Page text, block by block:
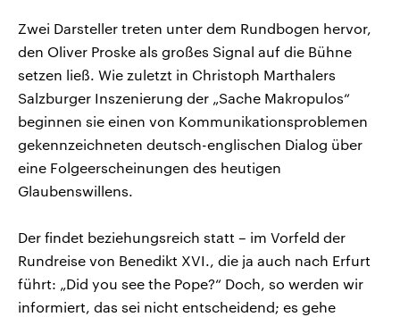
Zwei Darsteller treten unter dem Rundbogen hervor,
den Oliver Proske als großes Signal auf die Bühne
setzen ließ. Wie zuletzt in Christoph Marthalers
Salzburger Inszenierung der „Sache Makropulos“
beginnen sie einen von Kommunikationsproblemen
gekennzeichneten deutsch-englischen Dialog über
eine Folgeerscheinungen des heutigen
Glaubenswillens.
Der findet beziehungsreich statt – im Vorfeld der
Rundreise von Benedikt XVI., die ja auch nach Erfurt
führt: „Did you see the Pope?“ Doch, so werden wir
informiert, das sei nicht entscheidend; es gehe